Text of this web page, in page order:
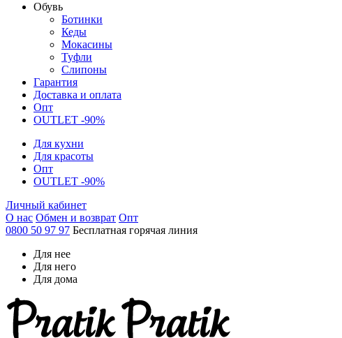
Обувь
Ботинки
Кеды
Мокасины
Туфли
Слипоны
Гарантия
Доставка и оплата
Опт
OUTLET -90%
Для кухни
Для красоты
Опт
OUTLET -90%
Личный кабинет
О нас Обмен и возврат Опт
0800 50 97 97 Бесплатная горячая линия
Для нее
Для него
Для дома